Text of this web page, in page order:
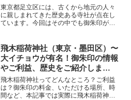
東京都足立区には、古くから地元の人々
に親しまれてきた歴史ある寺社が点在し
ています。今回はその中でも御朱印がい
してみてください！ 御朱印とは？御朱印
（ごしゅいん）とは、...
飛木稲荷神社（東京・墨田区）〜
大イチョウが有名！御朱印の情報
やご利益、歴史をご紹介しま
す！〜
飛木稲荷神社ってどんなところ？ご利益
は？御朱印の料金、いただける場所、時
間など、本記事では実際に飛木稲荷神社